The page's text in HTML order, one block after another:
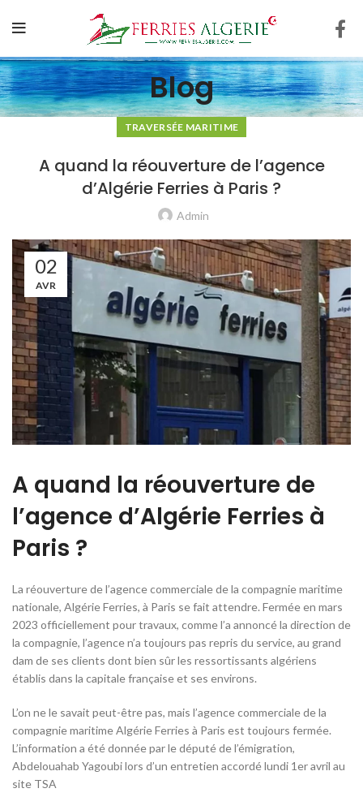
Blog
TRAVERSÉE MARITIME
A quand la réouverture de l’agence
d’Algérie Ferries à Paris ?
Admin
02
AVR
A quand la réouverture de
l’agence d’Algérie Ferries à
Paris ?
La réouverture de l’agence commerciale de la compagnie maritime
nationale, Algérie Ferries, à Paris se fait attendre. Fermée en mars
2023 officiellement pour travaux, comme l’a annoncé la direction de
la compagnie, l’agence n’a toujours pas repris du service, au grand
dam de ses clients dont bien sûr les ressortissants algériens
établis dans la capitale française et ses environs.
L’on ne le savait peut-être pas, mais l’agence commerciale de la
compagnie maritime Algérie Ferries à Paris est toujours fermée.
L’information a été donnée par le député de l’émigration,
Abdelouahab Yagoubi lors d’un entretien accordé lundi 1er avril au
site TSA